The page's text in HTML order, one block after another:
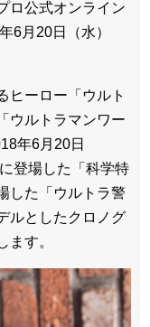
ロ公式オンライン
6月20日（水）
ヒーロー「ウルト
ウルトラマンワー
年6月20日
登場した「科学特
した「ウルトラ警
ルとしたクロノグ
ます。